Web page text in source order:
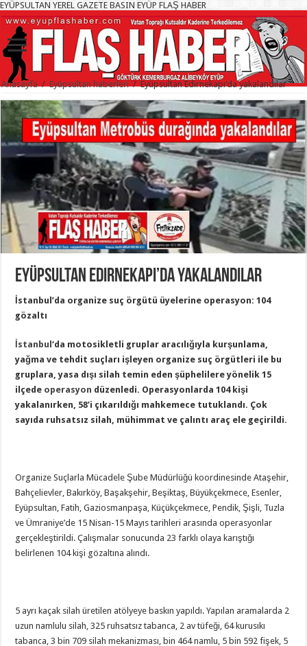
EYÜPSULTAN YEREL GAZETE BASIN EYÜP FLAŞ HABER
Anasayfa / Eyüpsultan haberleri / Eyüpsultan Edirnekapı’da yakalandılar
Eyüpsultan Edirnekapı’da yakalandılar
İstanbul’da organize suç örgütü üyelerine operasyon: 104
gözaltı
İstanbul‘da motosikletli gruplar aracılığıyla kurşunlama,
yağma ve tehdit suçları işleyen organize suç örgütleri ile bu
gruplara, yasa dışı silah temin eden şüphelilere yönelik 15
ilçede operasyon düzenledi. Operasyonlarda 104 kişi
yakalanırken, 58’i çıkarıldığı mahkemece tutuklandı. Çok
sayıda ruhsatsız silah, mühimmat ve çalıntı araç ele geçirildi.
Organize Suçlarla Mücadele Şube Müdürlüğü koordinesinde Ataşehir,
Bahçelievler, Bakırköy, Başakşehir, Beşiktaş, Büyükçekmece, Esenler,
Eyüpsultan, Fatih, Gaziosmanpaşa, Küçükçekmece, Pendik, Şişli, Tuzla
ve Ümraniye’de 15 Nisan-15 Mayıs tarihleri arasında operasyonlar
gerçekleştirildi. Çalışmalar sonucunda 23 farklı olaya karıştığı
belirlenen 104 kişi gözaltına alındı.
5 ayrı kaçak silah üretilen atölyeye baskın yapıldı. Yapılan aramalarda 2
uzun namlulu silah, 325 ruhsatsız tabanca, 2 av tüfeği, 64 kurusıkı
tabanca, 3 bin 709 silah mekanizması, bin 464 namlu, 5 bin 592 fişek, 5